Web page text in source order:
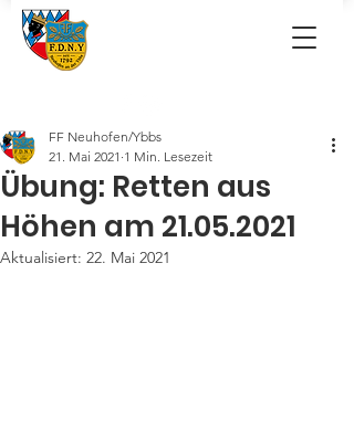
Übung: Retten aus
Höhen am 21.05.2021
FF Neuhofen/Ybbs
21. Mai 2021 1 Min. Lesezeit
Aktualisiert: 22. Mai 2021